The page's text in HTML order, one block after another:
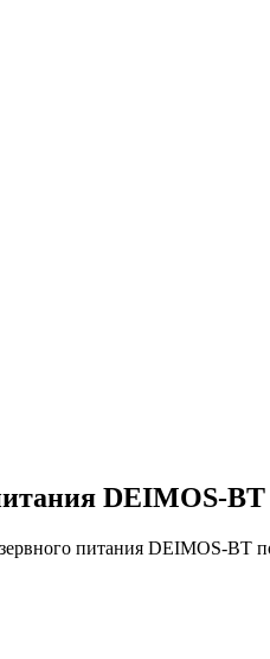
DEIMOS-BT
питания DEIMOS-BT